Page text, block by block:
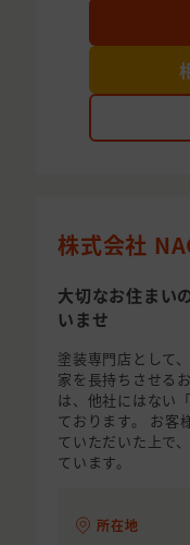
株式会社
大切なお住まい
いませ
塗装専門店として
家を長持ちさせる
は、他社にはない
ております。 お客
ていただいた上で
ています。
所在地